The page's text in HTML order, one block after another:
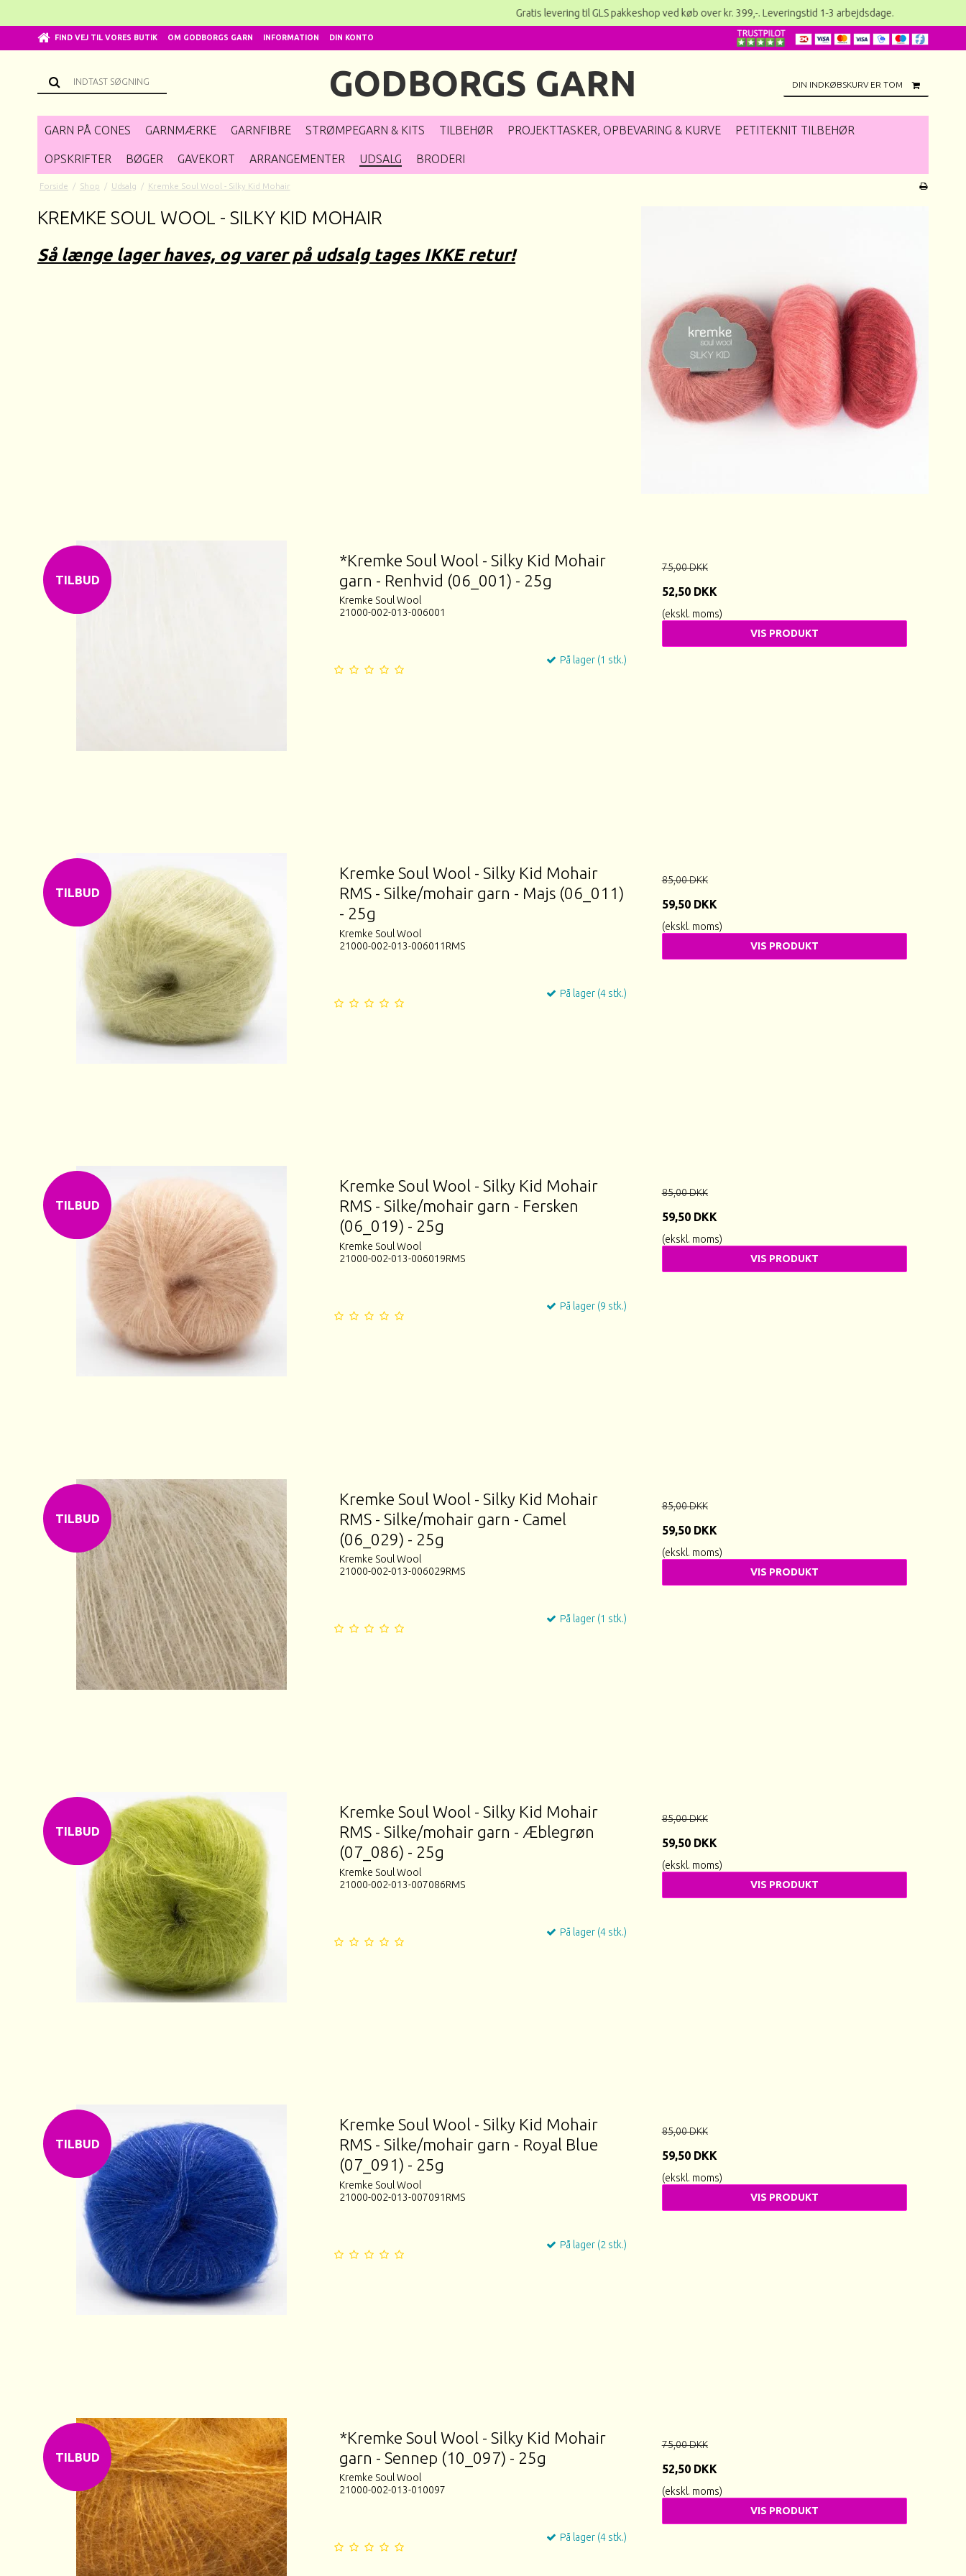
Gratis levering til GLS pakkeshop ved køb over kr. 399,-. Leveringstid 1-3 arbejdsdage. Er du
FIND VEJ TIL VORES BUTIK OM GODBORGS GARN INFORMATION DIN KONTO
GODBORGS GARN DIN INDKØBSKURV ER TOM
GARN PÅ CONES GARNMÆRKE GARNFIBRE STRØMPEGARN & KITS TILBEHØR PROJEKTTASKER, OPBEVARING & KURVE PETITEKNIT TILBEHØR
OPSKRIFTER BØGER GAVEKORT ARRANGEMENTER UDSALG BRODERI
Forside / Shop / Udsalg / Kremke Soul Wool - Silky Kid Mohair
KREMKE SOUL WOOL - SILKY KID MOHAIR
Så længe lager haves, og varer på udsalg tages IKKE retur!
TILBUD
*Kremke Soul Wool - Silky Kid Mohair
garn - Renhvid (06_001) - 25g
Kremke Soul Wool
21000-002-013-006001
På lager (1 stk.)
75,00 DKK
52,50 DKK
(ekskl. moms)
VIS PRODUKT
TILBUD
Kremke Soul Wool - Silky Kid Mohair
RMS - Silke/mohair garn - Majs (06_011)
- 25g
Kremke Soul Wool
21000-002-013-006011RMS
På lager (4 stk.)
85,00 DKK
59,50 DKK
(ekskl. moms)
VIS PRODUKT
TILBUD
Kremke Soul Wool - Silky Kid Mohair
RMS - Silke/mohair garn - Fersken
(06_019) - 25g
Kremke Soul Wool
21000-002-013-006019RMS
På lager (9 stk.)
85,00 DKK
59,50 DKK
(ekskl. moms)
VIS PRODUKT
TILBUD
Kremke Soul Wool - Silky Kid Mohair
RMS - Silke/mohair garn - Camel
(06_029) - 25g
Kremke Soul Wool
21000-002-013-006029RMS
På lager (1 stk.)
85,00 DKK
59,50 DKK
(ekskl. moms)
VIS PRODUKT
TILBUD
Kremke Soul Wool - Silky Kid Mohair
RMS - Silke/mohair garn - Æblegrøn
(07_086) - 25g
Kremke Soul Wool
21000-002-013-007086RMS
På lager (4 stk.)
85,00 DKK
59,50 DKK
(ekskl. moms)
VIS PRODUKT
TILBUD
Kremke Soul Wool - Silky Kid Mohair
RMS - Silke/mohair garn - Royal Blue
(07_091) - 25g
Kremke Soul Wool
21000-002-013-007091RMS
På lager (2 stk.)
85,00 DKK
59,50 DKK
(ekskl. moms)
VIS PRODUKT
TILBUD
*Kremke Soul Wool - Silky Kid Mohair
garn - Sennep (10_097) - 25g
Kremke Soul Wool
21000-002-013-010097
På lager (4 stk.)
75,00 DKK
52,50 DKK
(ekskl. moms)
VIS PRODUKT